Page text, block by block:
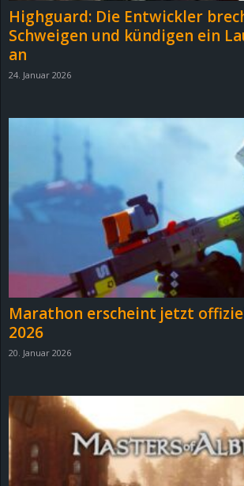
Highguard: Die Entwickler
Schweigen und kündigen ein
an
24. Januar 2026
Marathon erscheint jetzt
2026
20. Januar 2026